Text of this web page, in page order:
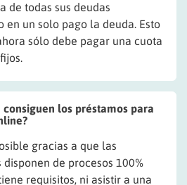
de todas sus deudas
en un solo pago la deuda. Esto
sólo debe pagar una cuota
consiguen los préstamos para
gracias a que las
de procesos 100%
requisitos, ni asistir a una